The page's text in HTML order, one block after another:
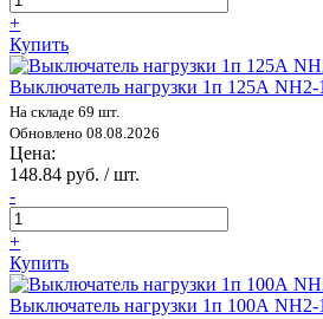
+
Купить
Выключатель нагрузки 1п 125А
На складе 69 шт.
Обновлено 08.08.2026
Цена:
148.84 руб. / шт.
-
+
Купить
Выключатель нагрузки 1п 100А